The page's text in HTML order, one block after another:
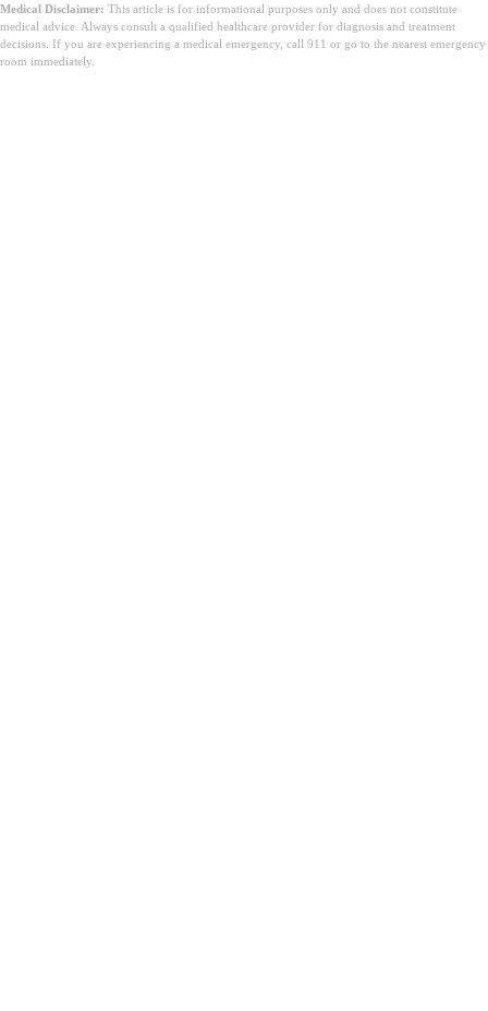
Medical Disclaimer: This article is for informational purposes only and does not constitute
medical advice. Always consult a qualified healthcare provider for diagnosis and treatment
decisions. If you are experiencing a medical emergency, call 911 or go to the nearest emergency
room immediately.